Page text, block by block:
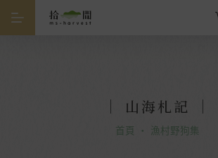
｜ 山海札記 ｜
首頁 ・ 漁村野狗集